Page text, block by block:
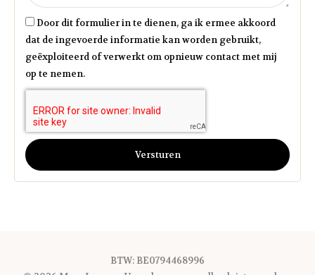
Door dit formulier in te dienen, ga ik ermee akkoord
dat de ingevoerde informatie kan worden gebruikt,
geëxploiteerd of verwerkt om opnieuw contact met mij
op te nemen.
Versturen
BTW: BE0794468996